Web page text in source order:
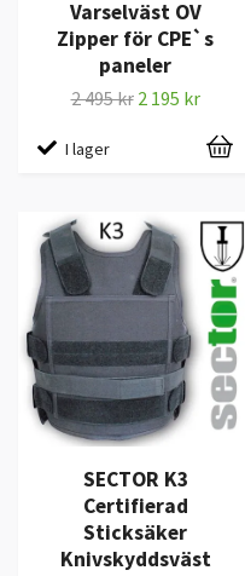
Varselväst OV
Zipper för CPE`s
paneler
2 495 kr 2 195 kr
I lager
SECTOR K3
Certifierad
Sticksäker
Knivskyddsväst